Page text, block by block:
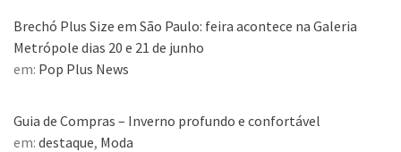
Brechó Plus Size em São Paulo: feira acontece na Galeria
Metrópole dias 20 e 21 de junho
em: Pop Plus News
Guia de Compras – Inverno profundo e confortável
em: destaque, Moda